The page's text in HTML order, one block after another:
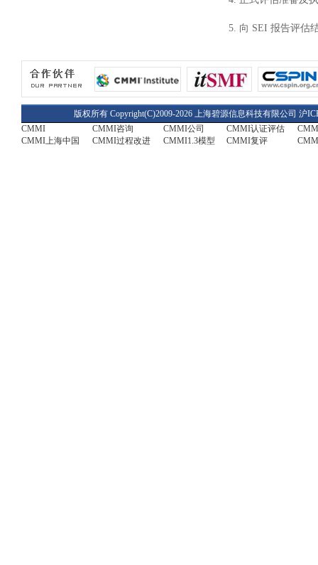
5. 向 SEI 报告评估
版权所有 Copyright(C)2009-2026 上海碧源信息科技有限公司 沪
CMMI
CMMI咨询 CMMI公司 CMMI认证评估
CMMI上海中国
CMMI过程改进 CMMI1.3模型 CMMI复评